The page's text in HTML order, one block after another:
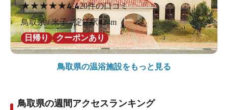
★★★★★4.420件の口コミ
鳥取県 / 米子 / 淀江駅424m
日帰り
クーポンあり
鳥取県の温浴施設をもっと見る
鳥取県の週間アクセスランキング